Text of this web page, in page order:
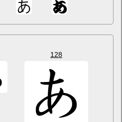
128